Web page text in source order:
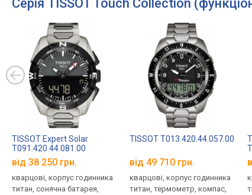
Серія TISSOT Touch Collection
TISSOT Expert Solar
T091.420.44.081.00
від 38 250 грн.
кварцові, корпус годинника
титан, сонячна батарея,
TISSOT T013.420.44.057.00
від 49 710 грн.
кварцові, корпус годинника
титан, термометр, компас,